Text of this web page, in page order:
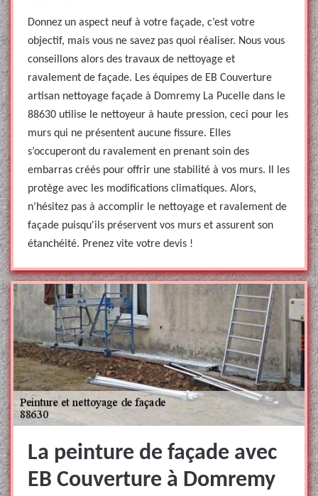
Donnez un aspect neuf à votre façade, c’est votre
objectif, mais vous ne savez pas quoi réaliser. Nous vous
conseillons alors des travaux de nettoyage et
ravalement de façade. Les équipes de EB Couverture
artisan nettoyage façade à Domremy La Pucelle dans le
88630 utilise le nettoyeur à haute pression, ceci pour les
murs qui ne présentent aucune fissure. Elles
s’occuperont du ravalement en prenant soin des
embarras créés pour offrir une stabilité à vos murs. Il les
protège avec les modifications climatiques. Alors,
n’hésitez pas à accomplir le nettoyage et ravalement de
façade puisqu'ils préservent vos murs et assurent son
étanchéité. Prenez vite votre devis !
La peinture de façade avec
EB Couverture à Domremy